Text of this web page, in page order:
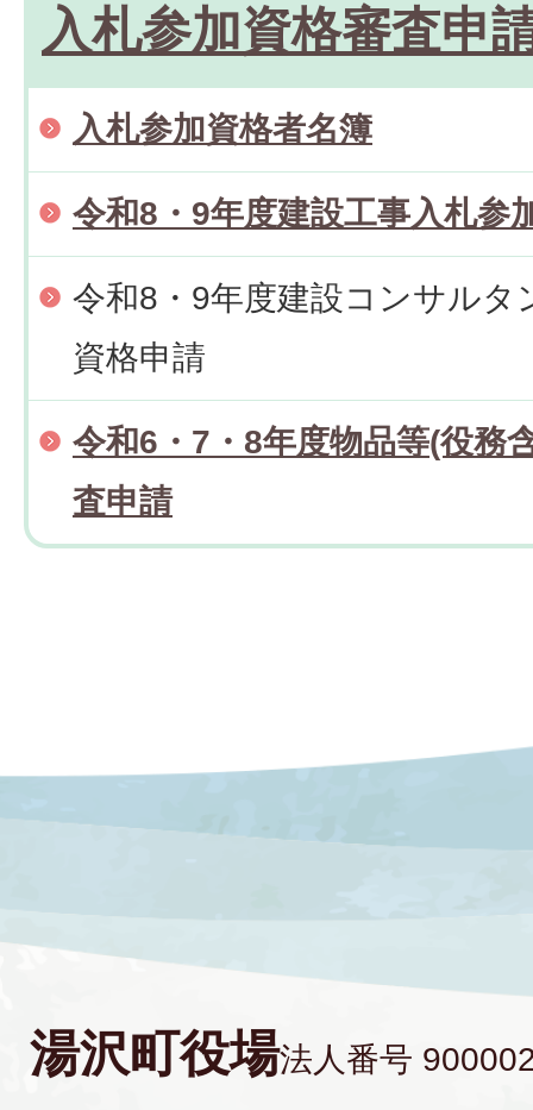
入札参加資格審査申
入札参加資格者名簿
令和8・9年度建設工事入札参
令和8・9年度建設コンサルタ
資格申請
令和6・7・8年度物品等(役務
査申請
湯沢町役場法人番号